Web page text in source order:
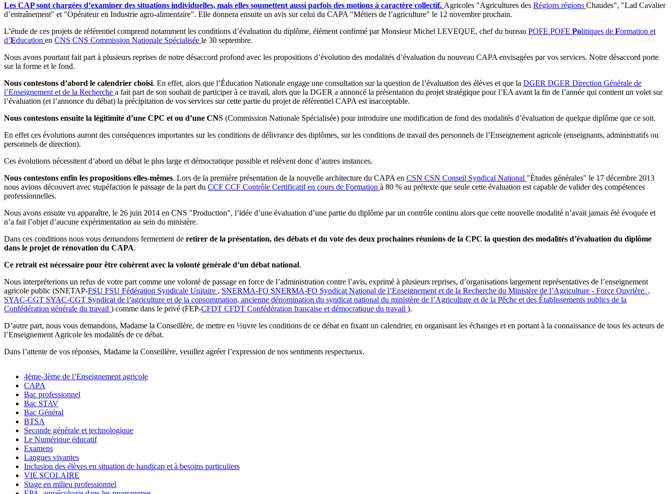
Les CAP sont chargées d’examiner des situations individuelles, mais elles soumettent aussi parfois des motions à caractère collectif. Agricoles "Agricultures des Régions régions Chaudes", "Lad Cavalier
d’entraînement" et "Opérateur en Industrie agro-alimentaire". Elle donnera ensuite un avis sur celui du CAPA "Métiers de l’agriculture" le 12 novembre prochain.
L’étude de ces projets de référentiel comprend notamment les conditions d’évaluation du diplôme, élément confirmé par Monsieur Michel LEVEQUE, chef du bureau POFE POFE Politiques de Formation et
d’Education en CNS CNS Commission Nationale Spécialisée le 30 septembre.
Nous avons pourtant fait part à plusieurs reprises de notre désaccord profond avec les propositions d’évolution des modalités d’évaluation du nouveau CAPA envisagées par vos services. Notre désaccord porte
sur la forme et le fond.
Nous contestons d’abord le calendrier choisi. En effet, alors que l’Éducation Nationale engage une consultation sur la question de l’évaluation des élèves et que la DGER DGER Direction Générale de
l’Enseignement et de la Recherche a fait part de son souhait de participer à ce travail, alors que la DGER a annoncé la présentation du projet stratégique pour l’EA avant la fin de l’année qui contient un volet sur
l’évaluation (et l’annonce du débat) la précipitation de vos services sur cette partie du projet de référentiel CAPA est inacceptable.
Nous contestons ensuite la légitimité d’une CPC et ou d’une CNS (Commission Nationale Spécialisée) pour introduire une modification de fond des modalités d’évaluation de quelque diplôme que ce soit.
En effet ces évolutions auront des conséquences importantes sur les conditions de délivrance des diplômes, sur les conditions de travail des personnels de l’Enseignement agricole (enseignants, administratifs ou
personnels de direction).
Ces évolutions nécessitent d’abord un débat le plus large et démocratique possible et relèvent donc d’autres instances.
Nous contestons enfin les propositions elles-mêmes. Lors de la première présentation de la nouvelle architecture du CAPA en CSN CSN Conseil Syndical National "Études générales" le 17 décembre 2013
nous avions découvert avec stupéfaction le passage de la part du CCF CCF Contrôle Certificatif en cours de Formation à 80 % au prétexte que seule cette évaluation est capable de valider des compétences
professionnelles.
Nous avons ensuite vu apparaître, le 26 juin 2014 en CNS "Production", l’idée d’une évaluation d’une partie du diplôme par un contrôle continu alors que cette nouvelle modalité n’avait jamais été évoquée et
n’a fait l’objet d’aucune expérimentation au sein du ministère.
Dans ces conditions nous vous demandons fermement de retirer de la présentation, des débats et du vote des deux prochaines réunions de la CPC la question des modalités d’évaluation du diplôme
dans le projet de rénovation du CAPA.
Ce retrait est nécessaire pour être cohérent avec la volonté générale d’un débat national.
Nous interpréterions un refus de votre part comme une volonté de passage en force de l’administration contre l’avis, exprimé à plusieurs reprises, d’organisations largement représentatives de l’enseignement
agricole public (SNETAP-FSU FSU Fédération Syndicale Unitaire , SNERMA-FO SNERMA-FO Syndicat National de l’Enseignement et de la Recherche du Ministère de l’Agriculture - Force Ouvrière. ,
SYAC-CGT SYAC-CGT Syndicat de l’agriculture et de la consommation, ancienne dénomination du syndicat national du ministère de l’Agriculture et de la Pêche et des Établissements publics de la
Confédération générale du travail ) comme dans le privé (FEP-CFDT CFDT Confédération française et démocratique du travail ).
D’autre part, nous vous demandons, Madame la Conseillère, de mettre en ½uvre les conditions de ce débat en fixant un calendrier, en organisant les échanges et en portant à la connaissance de tous les acteurs de
l’Enseignement Agricole les modalités de ce débat.
Dans l’attente de vos réponses, Madame la Conseillère, veuillez agréer l’expression de nos sentiments respectueux.
4ème-3ème de l’Enseignement agricole
CAPA
Bac professionnel
Bac STAV
Bac Général
BTSA
Seconde générale et technologique
Le Numérique éducatif
Examens
Langues vivantes
Inclusion des élèves en situation de handicap et à besoins particuliers
VIE SCOLAIRE
Stage en milieu professionnel